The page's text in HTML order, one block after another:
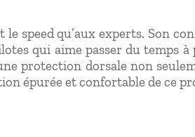
speed qu’aux experts. Son
qui aime passer du temps
protection dorsale non
épurée et confortable de ce